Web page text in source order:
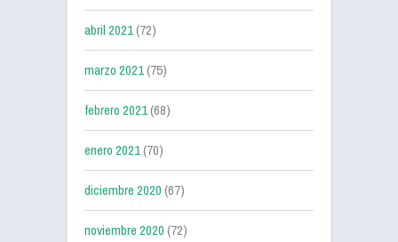
abril 2021(72)
marzo 2021(75)
febrero 2021(68)
enero 2021(70)
diciembre 2020(67)
noviembre 2020(72)